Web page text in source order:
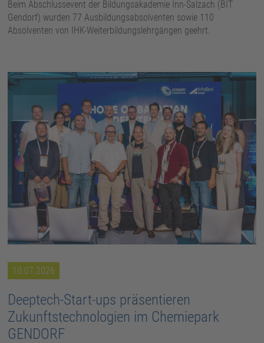
Beim Abschlussevent der Bildungsakademie Inn-Salzach (BIT
Gendorf) wurden 77 Ausbildungsabsolventen sowie 110
Absolventen von IHK-Weiterbildungslehrgängen geehrt.
10.07.2026
Deeptech-Start-ups präsentieren
Zukunftstechnologien im Chemiepark
GENDORF